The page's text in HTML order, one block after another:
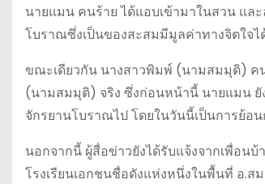
นายแมน คนร้าย ได้แอบเข้ามาในสวน แล
โบราณซึ่งเป็นของสะสมมีมูลค่าทางจิตใจไ
ขณะเดียวกัน นางสาวพิมพ์ (นามสมมุติ) ค
(นามสมมุติ) จริง ซึ่งก่อนหน้านี้ นายแมน
จักรยานโบราณไป โดยในวันนี้เป็นการย้อ
นอกจากนี้ ผู้สื่อข่าวยังได้รับแจ้งจากเพื่อน
โรงเรียนเอกชนชื่อดังแห่งหนึ่งในพื้นที่ อ.